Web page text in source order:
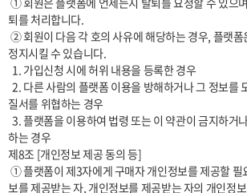
퇴를 처리합니다.
정지시킬 수 있습니다.
  2. 다른 사람의 플랫폼 이용을 방해하거나 그 정보를 도용하는 등 전자상거래
질서를 위협하는 경우
  3. 플랫폼을 이용하여 법령 또는 이 약관이 금지하거나 상식에 반하는 행위를
하는 경우
제8조 [개인정보 제공 동의 등]
보를 제공받는 자, 개인정보를 제공받는 자의 개인정